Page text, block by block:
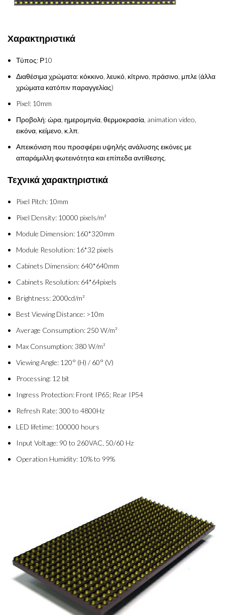
Χαρακτηριστικά
Τύπος: Ρ10
Διαθέσιμα χρώματα: κόκκινο, λευκό, κίτρινο, πράσινο, μπλε (άλλα
χρώματα κατόπιν παραγγελίας)
Pixel: 10mm
Προβολή: ώρα, ημερομηνία, θερμοκρασία, animation video,
εικόνα, κείμενο, κ.λπ.
Απεικόνιση που προσφέρει υψηλής ανάλυσης εικόνες με
απαράμιλλη φωτεινότητα και επίπεδα αντίθεσης.
Τεχνικά χαρακτηριστικά
Pixel Pitch: 10mm
Pixel Density: 10000 pixels/m²
Module Dimension: 160*320mm
Module Resolution: 16*32 pixels
Cabinets Dimension: 640*640mm
Cabinets Resolution: 64*64pixels
Brightness: 2000cd/m²
Best Viewing Distance: >10m
Average Consumption: 250 W/m²
Max Consumption: 380 W/m²
Viewing Angle: 120° (H) / 60° (V)
Processing: 12 bit
Ingress Protection: Front IP65; Rear IP54
Refresh Rate: 300 to 4800Hz
LED lifetime: 100000 hours
Input Voltage: 90 to 260VAC, 50/60 Hz
Operation Humidity: 10% to 99%